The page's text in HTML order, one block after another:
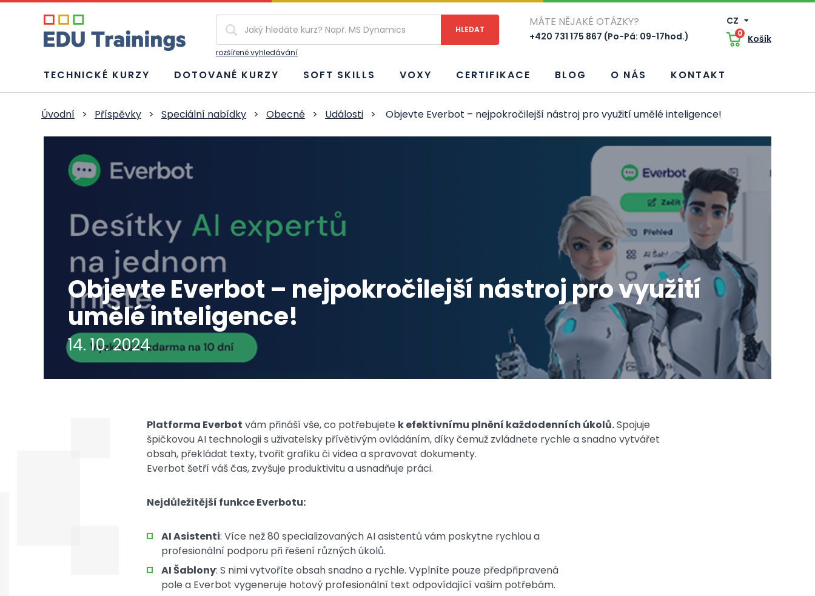
rozšířené vyhledávání
MÁTE NĚJAKÉ OTÁZKY?
+420 731 175 867 (Po-Pá: 09-17hod.)
CZ
0 Košík
TECHNICKÉ KURZY DOTOVANÉ KURZY SOFT SKILLS VOXY CERTIFIKACE BLOG O NÁS KONTAKT
Úvodní > Příspěvky > Speciální nabídky > Obecné > Události > Objevte Everbot – nejpokročilejší nástroj pro využití umělé inteligence!
Objevte Everbot – nejpokročilejší nástroj pro využití
umělé inteligence!
14. 10. 2024
Platforma Everbot vám přináší vše, co potřebujete k efektivnímu plnění každodenních úkolů.Spojuje
špičkovou AI technologii s uživatelsky přívětivým ovládáním, díky čemuž zvládnete rychle a snadno vytvářet
obsah, překládat texty, tvořit grafiku či videa a spravovat dokumenty.
Everbot šetří váš čas, zvyšuje produktivitu a usnadňuje práci.
Nejdůležitější funkce Everbotu:
AI Asistenti: Více než 80 specializovaných AI asistentů vám poskytne rychlou a
profesionální podporu při řešení různých úkolů.
AI Šablony: S nimi vytvoříte obsah snadno a rychle. Vyplníte pouze předpřipravená
pole a Everbot vygeneruje hotový profesionální text odpovídající vašim potřebám.